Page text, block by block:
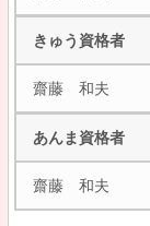
きゅう資格者
齋藤 和夫
あんま資格者
齋藤 和夫